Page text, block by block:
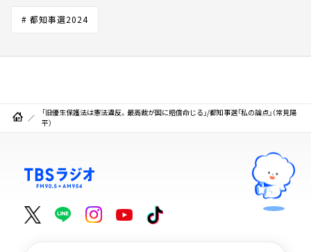
# 都知事選2024
「旧優生保護法は憲法違反。最高裁が国に賠償命じる」/都知事選「私の論点」（常見陽
平）